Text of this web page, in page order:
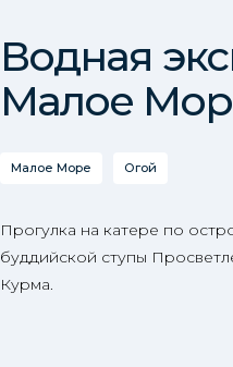
Водная
Малое
Малое Море Огой
Прогулка на катере по
буддийской ступы
Курма.